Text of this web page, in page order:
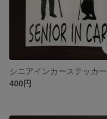
シニアインカーステッカー
400円